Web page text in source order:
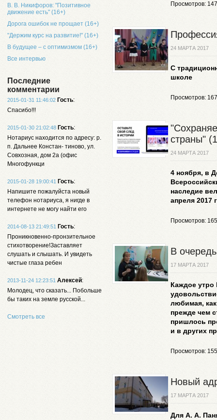
В. В. Никифоров: "Позитивное
движение есть" (16+)
Дорога ошибок не прощает (16+)
"Держим курс на развитие!" (16+)
В будущее – с оптимизмом (16+)
Все интервью
Последние
комментарии
2015-01-31 11:46:02 Гость:
Спасибо!!!
2015-01-30 21:02:48 Гость:
Нотариус находится по адресу: р.
п. Дальнее Констан- тиново, ул.
Совхозная, дом 2а (офис
Многофункци
2015-01-28 19:00:41 Гость:
Напишите пожалуйста новый
телефон нотариуса, я нигде в
интернете не могу найти его
2014-08-13 21:49:51 Гость:
Проникновенно-пронзительное
стихотворение!Заставляет
слушать и слышать. И увидеть
чистые глаза ребен
2013-11-24 12:23:51 Алексей:
Молодец, что сказать... Побольше
бы таких на земле русской...
Смотреть все
Просмотров:
24 МАРТА 2017
С
школе
Просмотров:
страны"
24 МАРТА 2017
4 ноября, в
наследие
апреля 2017
Просмотров:
В
17 МАРТА 2017
Каждое утро
любимая,
прежде чем
пришлось
и в других
Просмотров:
Новый
17 МАРТА 2017
Для А. А.